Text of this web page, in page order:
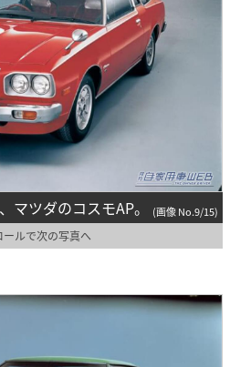
マツダのコスモAP。 (画像 No.9/15)
ールで次の写真へ